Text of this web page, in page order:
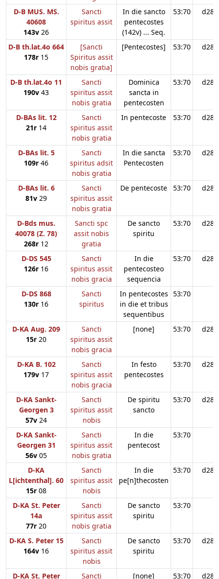
D-B MUS. MS.
40608
143v 26
Sancti
spiritus assit
In die sancto
pentecostes
(142v) ... Seq.
53:70 d28
D-B th.lat.4o 664
178r 15
[Sancti
Spiritus assit
nobis gratia]
[Pentecostes] 53:70 d28
D-B th.lat.4o 11
190v 43
Sancti
spiritus assit
nobis gratia
Dominica
sancta in
pentecosten
53:70 d28
D-BAs lit. 12
21r 14
Sancti
spiritus assit
nobis gratia
In pentecoste 53:70 d28
D-BAs lit. 5
109r 46
Sancti
spiritus adsit
nobis gratia
In die sancta
Pentecosten
53:70 d28
D-BAs lit. 6
81v 29
Sancti
spiritus assit
nobis gratia
De pentecoste 53:70 d28
D-Bds mus.
40078 (Z. 78)
268r 12
Sancti spc
assit nobis
gratia
De sancto
spiritu
53:70 d28
D-DS 545
126r 16
Sancti
spiritus assit
nobis gracia
In die
pentecosteo
sequencia
53:70 d28
D-DS 868
130r 16
Sancti
spiritus
In pentecostes
in die et tribus
sequentibus
53:70
D-KA Aug. 209
15r 20
Sancti
spiritus assit
nobis gracia
[none] 53:70 d28
D-KA B. 102
179v 17
Sancti
spiritus assit
nobis gracia
In festo
pentecostes
53:70 d28
D-KA Sankt-
Georgen 3
57v 24
Sancti
spiritus assit
nobis
De spiritu
sancto
53:70 d28
D-KA Sankt-
Georgen 31
56v 05
Sancti
spiritus assit
nobis gratia
In die
pentecost
53:70
D-KA
L[ichtenthal]. 60
15r 08
Sancti
spiritus assit
nobis
In die
pe[n]thecosten
53:70 d28
D-KA St. Peter
14a
77r 20
Sancti
spiritus assit
nobis gratia
De sancto
spiritu
53:70
D-KA S. Peter 15
164v 16
Sancti
spiritus assit
nobis
De sancto
spiritu
53:70 d28
D-KA St. Peter
Sancti
[none] 53:70 d28